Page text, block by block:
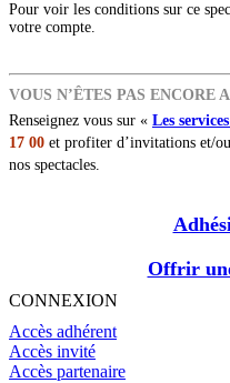
Pour voir les conditions sur ce
votre compte.
VOUS N’ÊTES PAS ENCORE
Renseignez vous sur « Les
17 00 et profiter d’invitations et/
nos spectacles.
Offrir
CONNEXION
Accès adhérent
Accès invité
Accès partenaire